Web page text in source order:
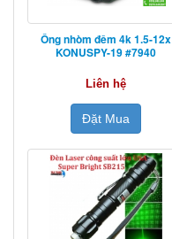
Ống nhòm đêm 4k 1.5-12x
KONUSPY-19 #7940
Liên hệ
Đặt Mua